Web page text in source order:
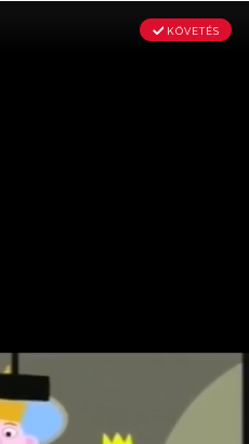
KÖVETÉS